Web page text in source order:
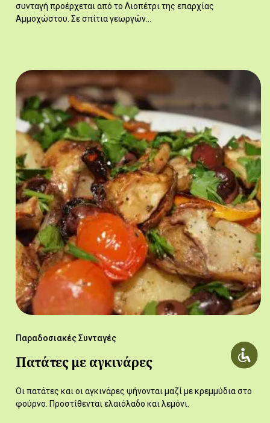
συνταγή προέρχεται από το Λιοπέτρι της επαρχίας
Αμμοχώστου. Σε σπίτια γεωργών…
Παραδοσιακές Συνταγές
Πατάτες με αγκινάρες
Οι πατάτες και οι αγκινάρες ψήνονται μαζί με κρεμμύδια στο
φούρνο. Προστίθενται ελαιόλαδο και λεμόνι.